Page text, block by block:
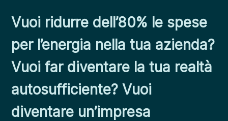
Vuoi ridurre dell’80% le spese
per l’energia nella tua azienda?
Vuoi far diventare la tua realtà
autosufficiente? Vuoi
diventare un’impresa